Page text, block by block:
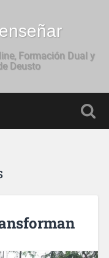
Formación Dual y
Deusto